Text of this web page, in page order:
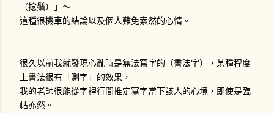
（捻鬚）」～
這種很機車的結論以及個人難免索然的心情。
很久以前我就發現心亂時是無法寫字的（書法字），某種程度
上書法很有「測字」的效果，
我的老師很能從字裡行間推定寫字當下該人的心境，即使是臨
帖亦然。